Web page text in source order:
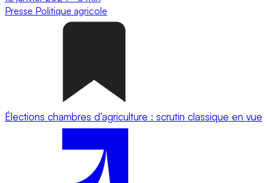
Presse Politique agricole
Élections chambres d’agriculture : scrutin classique en vue